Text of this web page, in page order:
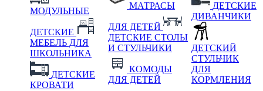
МОДУЛЬНЫЕ
ДЕТСКИЕ
МЕБЕЛЬ ДЛЯ
ШКОЛЬНИКА
ДЕТСКИЕ
КРОВАТИ
МАТРАСЫ
ДЛЯ ДЕТЕЙ
ДЕТСКИЕ СТОЛЫ
И СТУЛЬЧИКИ
КОМОДЫ
ДЛЯ ДЕТЕЙ
ДЕТСКИЕ
ДИВАНЧИКИ
ДЕТСКИЙ
СТУЛЬЧИК
ДЛЯ
КОРМЛЕНИЯ